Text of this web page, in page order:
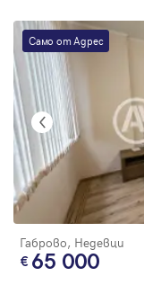
Само от Адрес
Габрово, Недевци
65 000